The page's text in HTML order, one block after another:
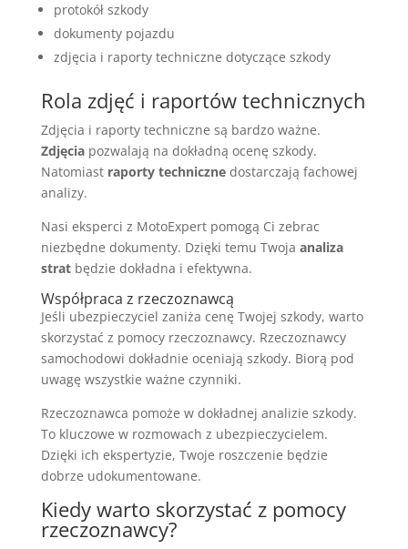
protokół szkody
dokumenty pojazdu
zdjęcia i raporty techniczne dotyczące szkody
Rola zdjęć i raportów technicznych
Zdjęcia i raporty techniczne są bardzo ważne.
Zdjęciapozwalają na dokładną ocenę szkody.
Natomiast raporty technicznedostarczają fachowej
analizy.
Nasi eksperci z MotoExpert pomogą Ci zebrac
niezbędne dokumenty. Dzięki temu Twoja analiza
stratbędzie dokładna i efektywna.
Współpraca z rzeczoznawcą
Jeśli ubezpieczyciel zaniża cenę Twojej szkody, warto
skorzystać z pomocy rzeczoznawcy. Rzeczoznawcy
samochodowi dokładnie oceniają szkody. Biorą pod
uwagę wszystkie ważne czynniki.
Rzeczoznawca pomoże w dokładnej analizie szkody.
To kluczowe w rozmowach z ubezpieczycielem.
Dzięki ich ekspertyzie, Twoje roszczenie będzie
dobrze udokumentowane.
Kiedy warto skorzystać z pomocy
rzeczoznawcy?